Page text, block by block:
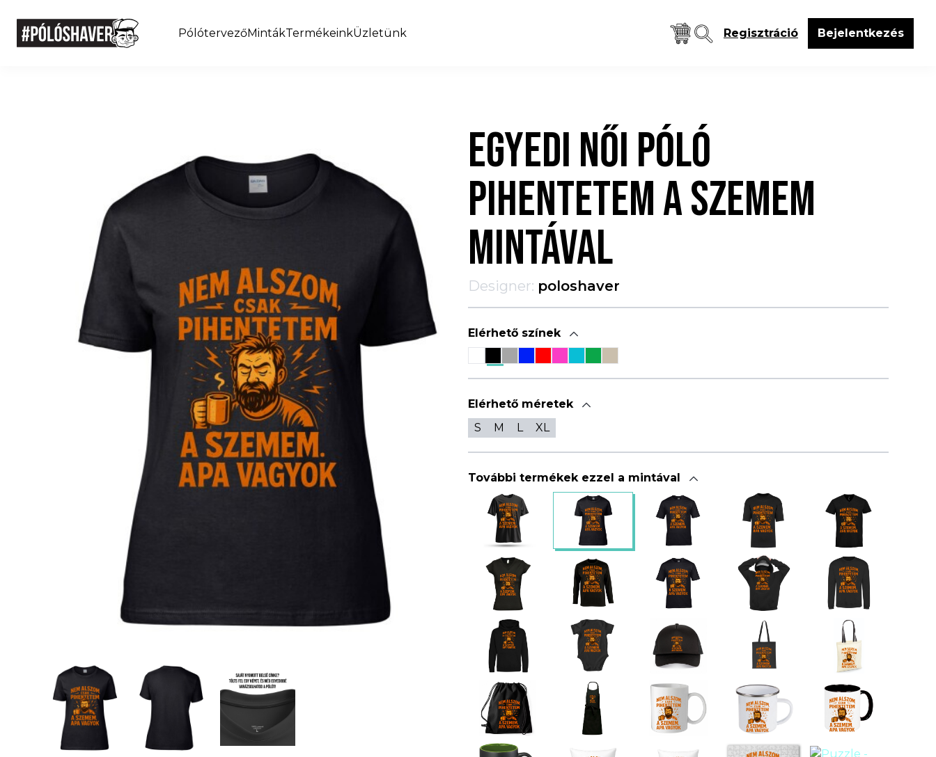
PólótervezőMintákTermékeinkÜzletünk Regisztráció Bejelentkezés
EGYEDI NŐI PÓLÓ
PIHENTETEM A SZEMEM
MINTÁVAL
Designer: poloshaver
Elérhető színek
Elérhető méretek
S
M L XL
További termékek ezzel a mintával